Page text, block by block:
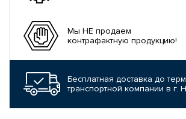
Мы НЕ продаем
контрафактную продукцию!
Бесплатная доставка до
транспортной компании в г.